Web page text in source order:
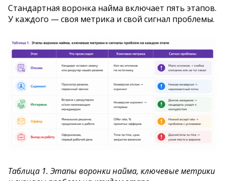
Стандартная воронка найма включает пять этапов.
У каждого — своя метрика и свой сигнал проблемы.
Таблица 1. Этапы воронки найма, ключевые метрики